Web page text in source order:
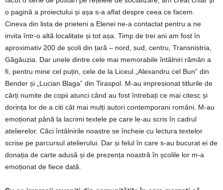
o pagină a proiectului și așa s-a aflat despre ceea ce facem.
Cineva din lista de prieteni a Elenei ne-a contactat pentru a ne
invita într-o altă localitate și tot așa. Timp de trei ani am fost în
aproximativ 200 de școli din țară – nord, sud, centru, Transnistria,
Găgăuzia. Dar unele dintre cele mai memorabile întâlniri rămân a
fi, pentru mine cel puțin, cele de la Liceul „Alexandru cel Bun” din
Bender și „Lucian Blaga” din Tiraspol. M-au impresionat titlurile de
cărți numite de copii atunci când au fost întrebați ce mai citesc și
dorința lor de a citi cât mai mulți autori contemporani români. M-au
emoționat până la lacrimi textele pe care le-au scris în cadrul
atelierelor. Căci întâlnirile noastre se încheie cu lectura textelor
scrise pe parcursul atelierului. Dar și felul în care s-au bucurat ei de
donația de carte adusă și de prezența noastră în școlile lor m-a
emoționat de fiece dată.